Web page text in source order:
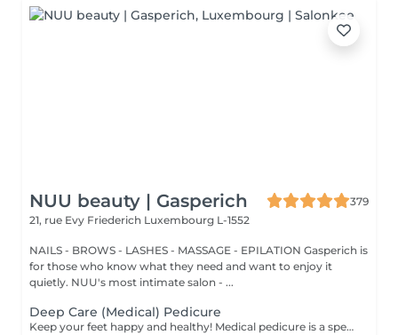
NUU beauty | Gasperich
379
21, rue Evy Friederich Luxembourg L-1552
NAILS - BROWS - LASHES - MASSAGE - EPILATION Gasperich is
for those who know what they need and want to enjoy it
quietly. NUU's most intimate salon - ...
Deep Care (Medical) Pedicure
Keep your feet happy and healthy! Medical pedicure is a specialised form of feet treatment where a nail master eliminates such problems as calluses, cracks and deformed nails etc. How is pedicure medical done? - problem is identified - feet are disinfected and softened - calloused skin is removed - nail plate is treated - skin is treated - medical cream is applied Age restrictions: recommended to do from 16 years. Post procedure recommendations: professional home care is recommended after the procedure. Frequency: once in 3-4 weeks.